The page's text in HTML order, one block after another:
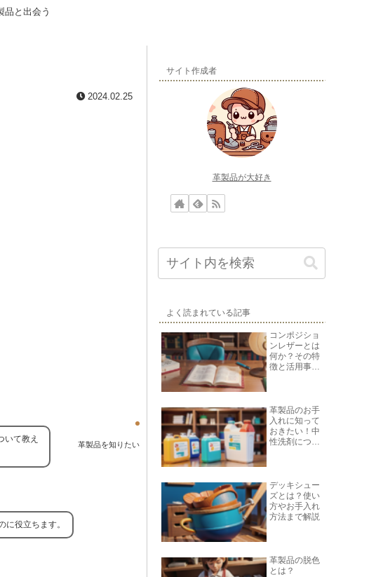
品と出会う
2024.02.25
革製品を知りたい
いて教え
役立ちます。
サイト作成者
革製品が大好き
よく読まれている記事
コンポジショ
ンレザーとは
何か？その特
徴と活用事例
革製品のお手
入れに知って
おきたい！中
性洗剤につい
デッキシュー
ズとは？使い
方やお手入れ
方法まで解説
革製品の脱色
とは？